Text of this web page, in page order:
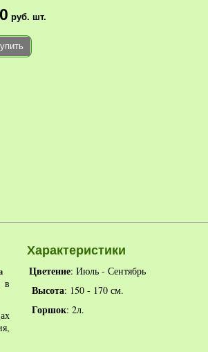
руб. шт.
Характеристики
в
Цветение: Июль - Сентябрь
Высота: 150 - 170 см.
Горшок: 2л.